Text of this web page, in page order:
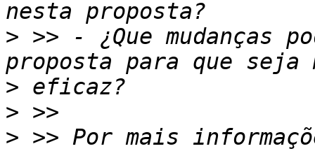
> >> - ¿Que mudanças
>
>
> >> Por mais